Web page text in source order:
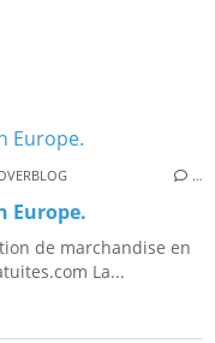
…
Europe.
de marchandise en
La...